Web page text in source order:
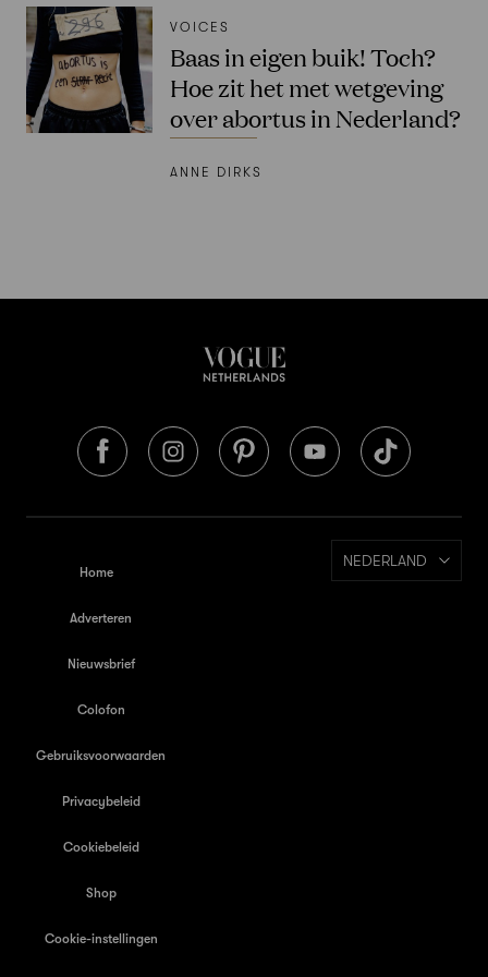
VOICES
Baas in eigen buik! Toch?
Hoe zit het met wetgeving
over abortus in Nederland?
ANNE DIRKS
Home
Adverteren
Nieuwsbrief
Colofon
Gebruiksvoorwaarden
Privacybeleid
Cookiebeleid
Shop
Cookie-instellingen
NEDERLAND